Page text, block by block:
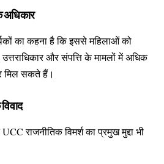
अधिकार
का कहना है कि इससे महिलाओं को
और संपत्ति के मामलों में अधिक
मिल सकते हैं।
राजनीतिक विमर्श का प्रमुख मुद्दा भी